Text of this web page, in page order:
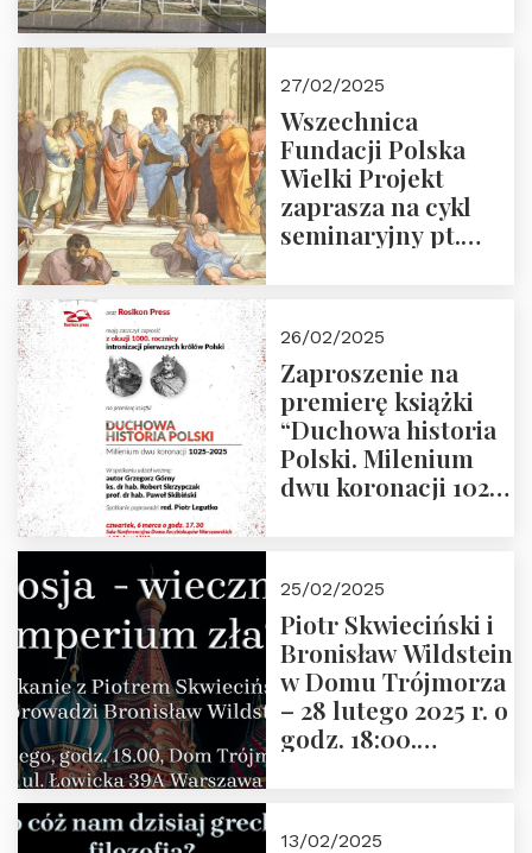
27/02/2025
Wszechnica
Fundacji Polska
Wielki Projekt
zaprasza na cykl
seminaryjny pt.
26/02/2025
Zaproszenie na
premierę książki
“Duchowa historia
Polski. Milenium
dwu koronacji 1025-
2025 r. godz. 17:30,
DAW ul. Miodowa
17/19
25/02/2025
Piotr Skwieciński i
Bronisław Wildstein
w Domu Trójmorza
– 28 lutego 2025 r. o
godz. 18:00.
13/02/2025